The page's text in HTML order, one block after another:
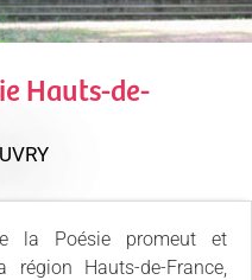
Hauts-de-
la Poésie promeut et
Hauts-de-France,